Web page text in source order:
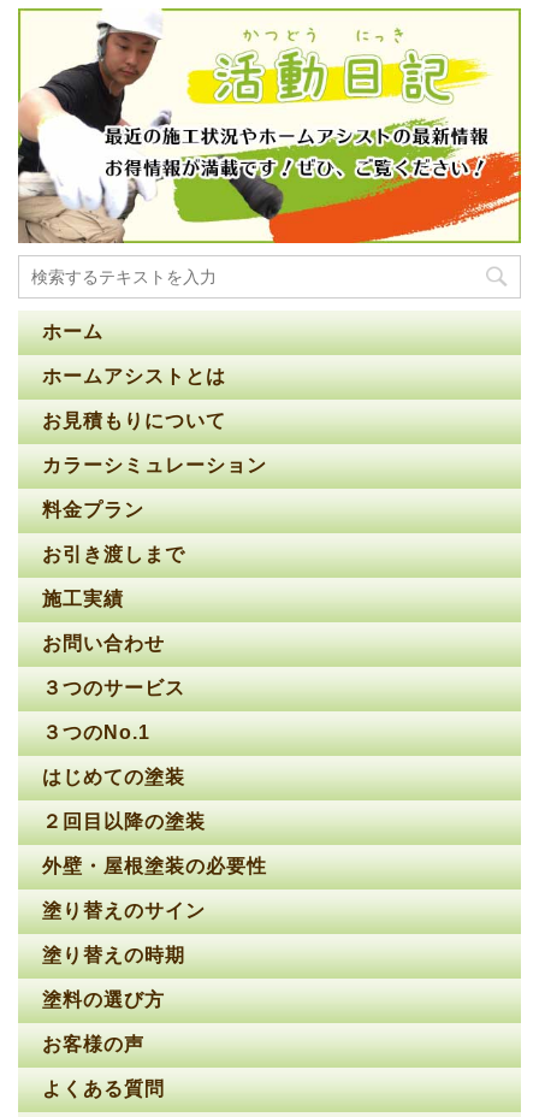
ホーム
ホームアシストとは
お見積もりについて
カラーシミュレーション
料金プラン
お引き渡しまで
施工実績
お問い合わせ
３つのサービス
３つのNo.1
はじめての塗装
２回目以降の塗装
外壁・屋根塗装の必要性
塗り替えのサイン
塗り替えの時期
塗料の選び方
お客様の声
よくある質問